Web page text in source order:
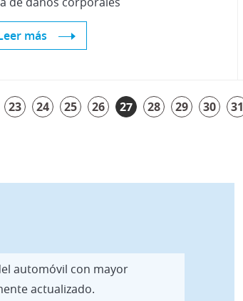
más
23 24 25 26 27 28 29 30 31
automóvil con mayor
actualizado.